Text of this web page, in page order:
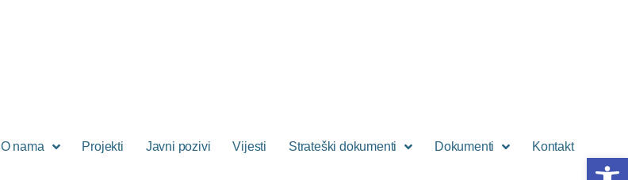
O nama Projekti Javni pozivi Vijesti Strateški dokumenti Dokumenti Kontakt